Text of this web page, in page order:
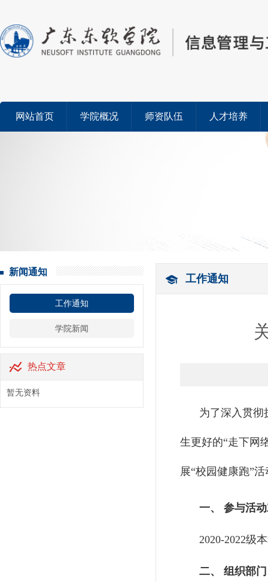
网站首页 学院概况 师资队伍 人才培养
新闻通知
工作通知
学院新闻
热点文章
暂无资料
工作通知
为了深⼊贯彻
⽣更好的“⾛下⽹
展“校园健康跑”
一、 参与活
2020-2022级
二、 组织部门